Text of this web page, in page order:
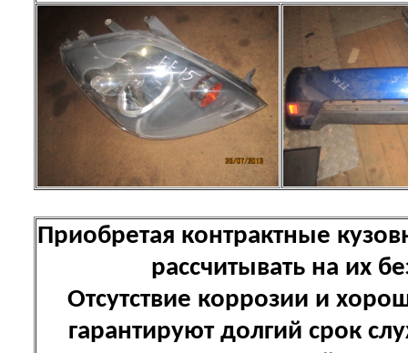
Приобретая контрактные
рассчитывать на их
Отсутствие коррозии и
гарантируют долгий срок